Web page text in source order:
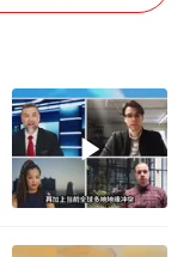
人民的健康、体质、幸福一脉相承